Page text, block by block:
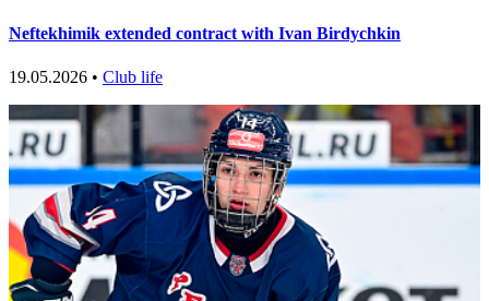
Neftekhimik extended contract with Ivan Birdychkin
19.05.2026 • Club life